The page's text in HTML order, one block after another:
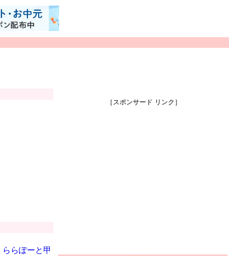
ららぽーと甲
［スポンサード リンク］